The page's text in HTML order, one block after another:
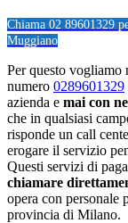
Chiama 02 89601329
Muggiano
Per questo vogliamo
numero 0289601329
azienda e mai con
che in qualsiasi
risponde un call
erogare il servizio
Questi servizi di
chiamare
opera con personale
provincia di Milano.